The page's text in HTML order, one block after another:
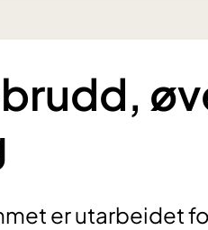
er utarbeidet